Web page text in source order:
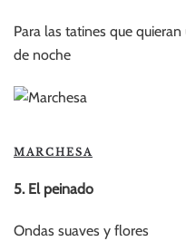
Para las tatines que
de noche
MARCHESA
5. El peinado
Ondas suaves y flores